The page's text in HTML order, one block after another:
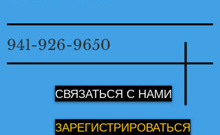
СВЯЗАТЬСЯ С НАМИ
941-926-9650
ЗАРЕГИСТРИРОВАТЬСЯ